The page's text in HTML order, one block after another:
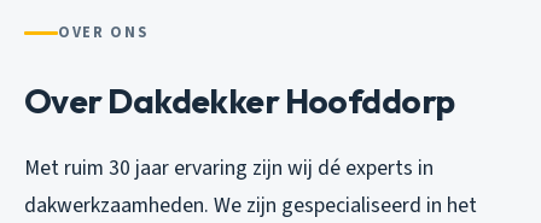
OVER ONS
Over Dakdekker Hoofddorp
Met ruim 30 jaar ervaring zijn wij dé experts in
dakwerkzaamheden. We zijn gespecialiseerd in het